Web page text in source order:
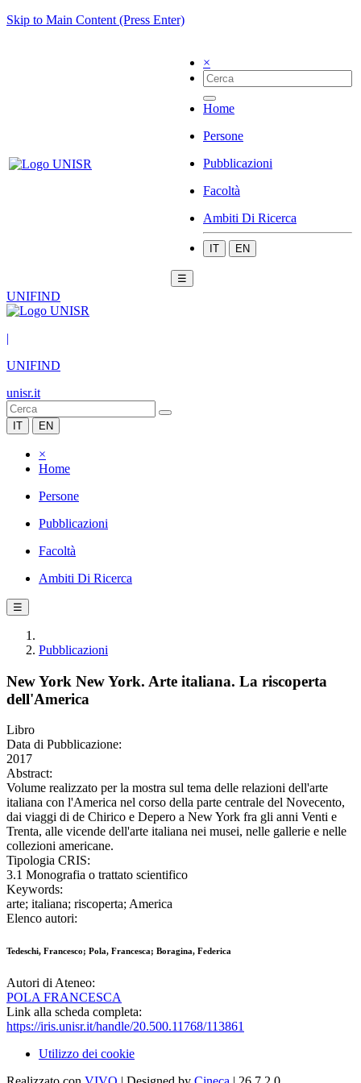
Skip to Main Content (Press Enter)
×
Home
Persone
Pubblicazioni
Facoltà
Ambiti Di Ricerca
IT EN
☰
UNIFIND
|
UNIFIND
unisr.it
IT EN
×
Home
Persone
Pubblicazioni
Facoltà
Ambiti Di Ricerca
☰
Pubblicazioni
New York New York. Arte italiana. La riscoperta
dell'America
Libro
Data di Pubblicazione:
2017
Abstract:
Volume realizzato per la mostra sul tema delle relazioni dell'arte
italiana con l'America nel corso della parte centrale del Novecento,
dai viaggi di de Chirico e Depero a New York fra gli anni Venti e
Trenta, alle vicende dell'arte italiana nei musei, nelle gallerie e nelle
collezioni americane.
Tipologia CRIS:
3.1 Monografia o trattato scientifico
Keywords:
arte; italiana; riscoperta; America
Elenco autori:
Tedeschi, Francesco; Pola, Francesca; Boragina, Federica
Autori di Ateneo:
POLA FRANCESCA
Link alla scheda completa:
https://iris.unisr.it/handle/20.500.11768/113861
Utilizzo dei cookie